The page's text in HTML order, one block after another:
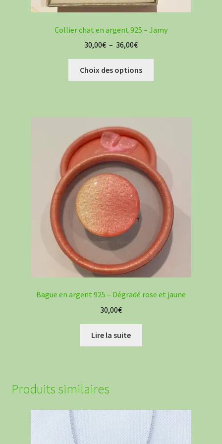
Collier chat en argent 925 – Jamy
30,00€ – 36,00€Plage
de
prix :
30,00€
Choix des options
peuvent
choisies
sur
page
du
produit
Bague en argent 925 – Dégradé rose et jaune
30,00€
Lire la suite
Produits similaires